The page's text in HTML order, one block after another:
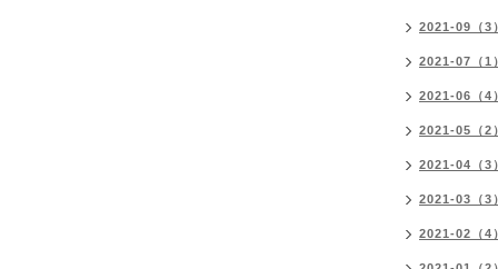
2021-09（3）
2021-07（1）
2021-06（4）
2021-05（2）
2021-04（3）
2021-03（3）
2021-02（4）